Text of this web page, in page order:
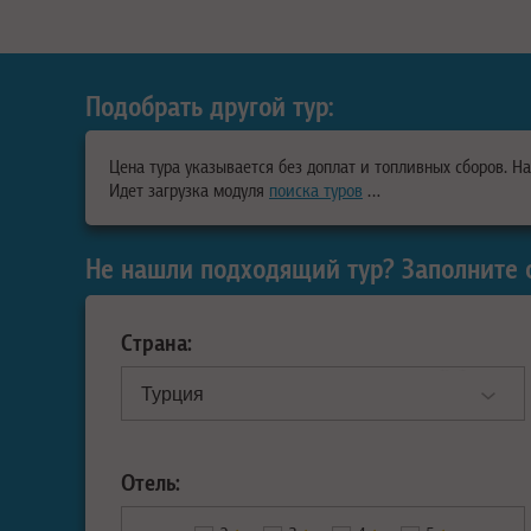
Подобрать другой тур:
Цена тура указывается без доплат и топливных сборов.
Идет загрузка модуля поиска туров …
Не нашли подходящий тур?
Страна:
Отель: